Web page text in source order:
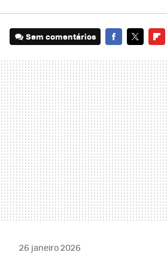
Sem comentários
26 janeiro 2026